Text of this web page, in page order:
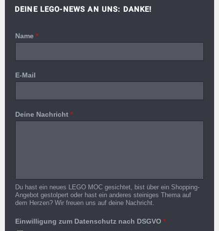
DEINE LEGO-NEWS AN UNS: DANKE!
Name *
E-Mail
Deine Nachricht *
Du hast ein neues LEGO MOC gesichtet, bist über ein Shopping-
Angebot gestolpert oder hast ein anderes steiniges Thema auf
dem Herzen? Wir freuen uns auf deine Nachricht.
Einwilligung zum Datenschutz nach DSGVO *